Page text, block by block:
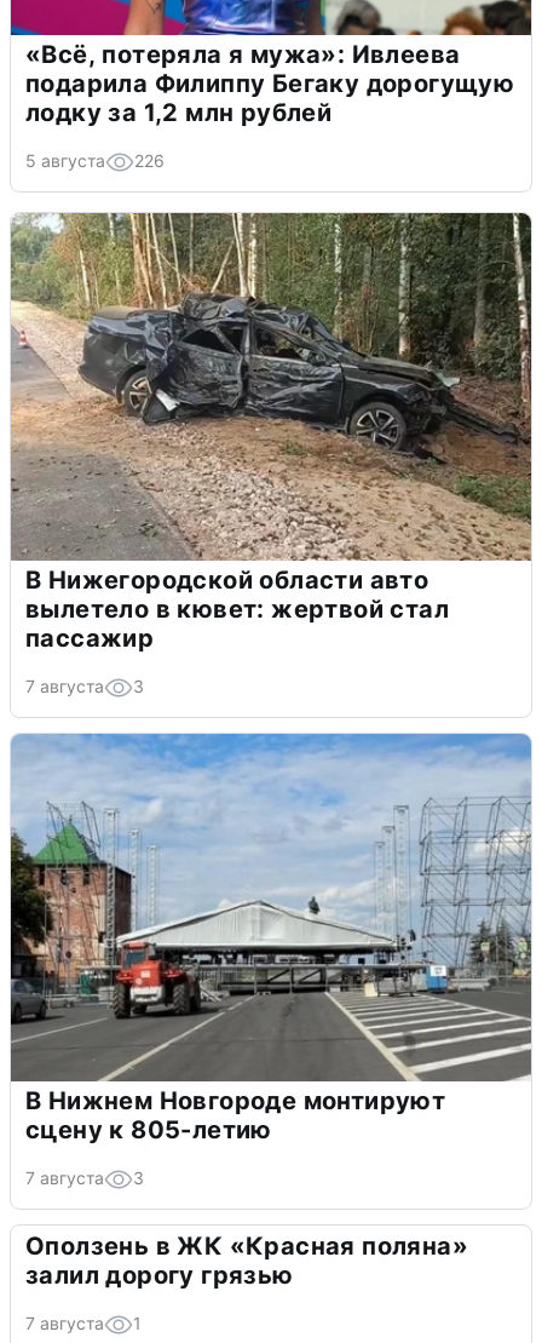
«Всё, потеряла я мужа»: Ивлеева
подарила Филиппу Бегаку дорогущую
лодку за 1,2 млн рублей
5 августа 226
В Нижегородской области авто
вылетело в кювет: жертвой стал
пассажир
7 августа 3
В Нижнем Новгороде монтируют
сцену к 805-летию
7 августа 3
Оползень в ЖК «Красная поляна»
залил дорогу грязью
7 августа 1